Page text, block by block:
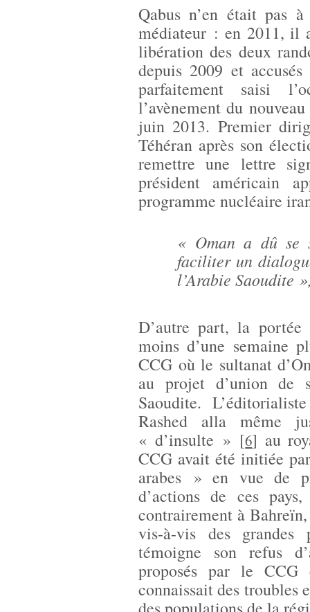
Qabus n’en était pas
médiateur : en 2011, il
libération des deux
depuis 2009 et
parfaitement saisi
l’avènement du
juin 2013. Premier
Téhéran après son
remettre une lettre
président américain
programme nucléaire
« Oman a dû se
faciliter un
l’Arabie Saoudite
D’autre part, la
moins d’une semaine
CCG où le sultanat
au projet d’union de
Saoudite.
Rashed alla même
« d’insulte » [6] au
CCG avait été initiée
arabes » en vue de
d’actions de ces
contrairement à
vis-à-vis des grandes
témoigne son refus
proposés par le
connaissait des troubles